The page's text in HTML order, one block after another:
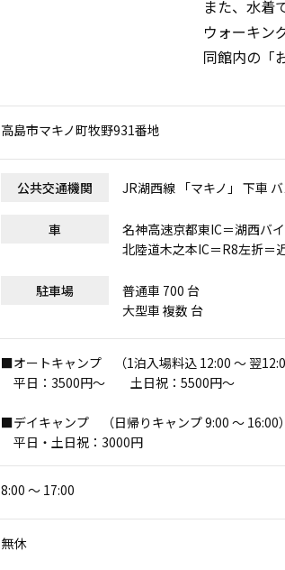
また、水着
ウォーキン
同館内の「
高島市マキノ町牧野931番地
公共交通機関 JR湖西線 「マキノ」 下車
車
名神高速京都東IC＝湖西バ
北陸道木之本IC＝R8左折＝
駐車場
普通車 700 台
大型車 複数 台
■オートキャンプ （1泊入場料込 12:00 ～ 翌
平日：3500円～ 土日祝：5500円～
■デイキャンプ （日帰りキャンプ 9:00 ～ 16:00）
平日・土日祝：3000円
8:00 ～ 17:00
無休